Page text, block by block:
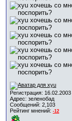
Регистрация: 16.02.2003
Адрес: зеленобад
Сообщений: 2,103
Рейтинг мнений: -12